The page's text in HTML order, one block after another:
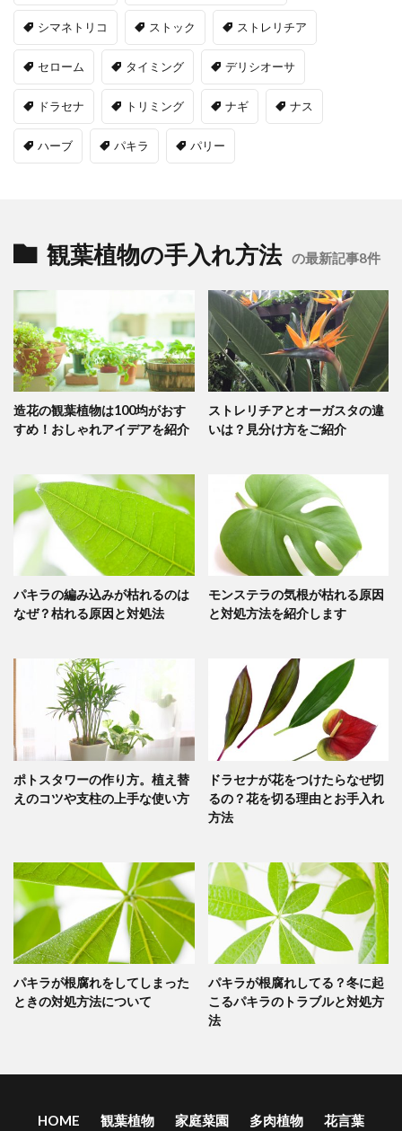
シマネトリコ ストック ストレリチア
セローム タイミング デリシオーサ
ドラセナ トリミング ナギ ナス
ハーブ パキラ パリー
観葉植物の手入れ方法 の最新記事8件
造花の観葉植物は100均がおす
すめ！おしゃれアイデアを紹介
ストレリチアとオーガスタの違
いは？見分け方をご紹介
パキラの編み込みが枯れるのは
なぜ？枯れる原因と対処法
モンステラの気根が枯れる原因
と対処方法を紹介します
ポトスタワーの作り方。植え替
えのコツや支柱の上手な使い方
ドラセナが花をつけたらなぜ切
るの？花を切る理由とお手入れ
方法
パキラが根腐れをしてしまった
ときの対処方法について
パキラが根腐れしてる？冬に起
こるパキラのトラブルと対処方
法
HOME 観葉植物 家庭菜園 多肉植物 花言葉